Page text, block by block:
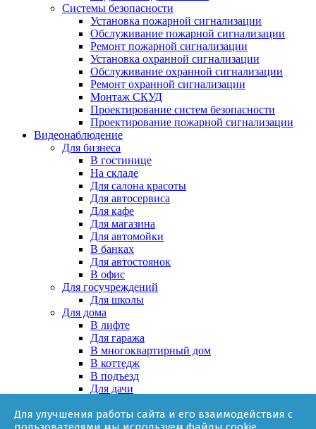
Для улучшения работы сайта и его взаимодействия с
Системы безопасности
Установка пожарной сигнализации
Обслуживание пожарной сигнализации
Ремонт пожарной сигнализации
Установка охранной сигнализации
Обслуживание охранной сигнализации
Ремонт охранной сигнализации
Монтаж СКУД
Проектирование систем безопасности
Проектирование пожарной сигнализации
Видеонаблюдение
Для бизнеса
В гостинице
На складе
Для салона красоты
Для автосервиса
Для кафе
Для магазина
Для автомойки
В банках
Для автостоянок
В офис
Для госучреждений
Для школы
Для дома
В лифте
Для гаража
В многоквартирный дом
В коттедж
В подъезд
Для дачи
За няней